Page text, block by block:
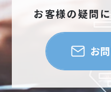
お客様の疑問
お